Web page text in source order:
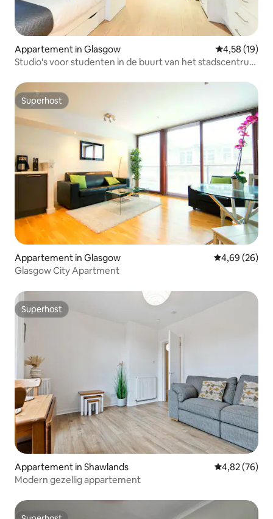
Appartement in Glasgow Gemiddelde
4,58 (19)
Studio's voor studenten in de buurt van het stadscentrum
Superhost
Superhost
Appartement in Glasgow Gemiddelde
4,69 (26)
Glasgow City Apartment
Superhost
Superhost
Appartement in Shawlands Gemiddelde
4,82 (76)
Modern gezellig appartement